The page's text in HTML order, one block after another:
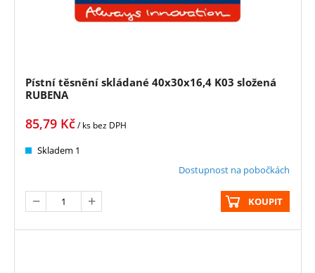
Pístní těsnění skládané 40x30x16,4 K03 složená
RUBENA
85,79 Kč/ ks bez DPH
Skladem 1
Dostupnost na pobočkách
KOUPIT